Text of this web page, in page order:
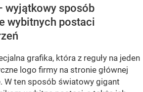
wyjątkowy sposób
wybitnych postaci
grafika, która z reguły na jeden
logo firmy na stronie głównej
W ten sposób światowy gigant